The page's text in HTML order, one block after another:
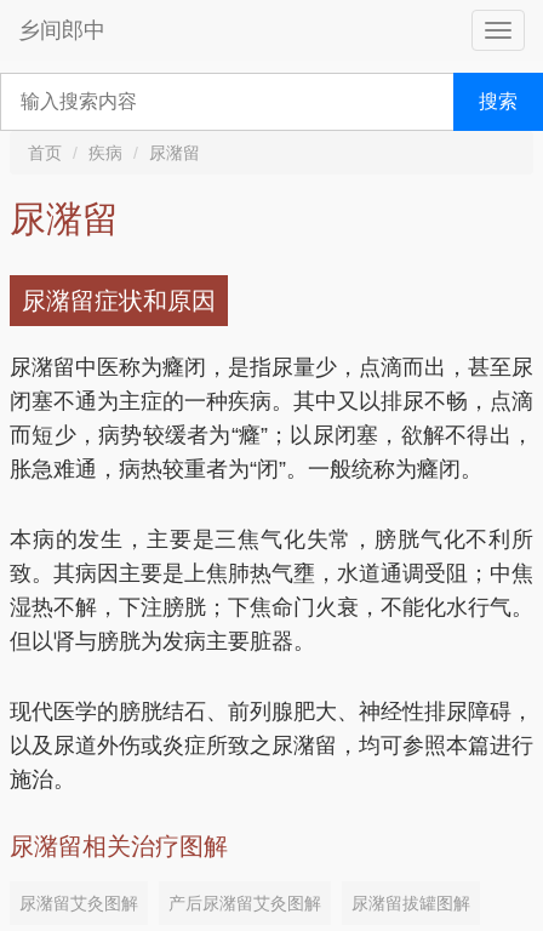
乡间郎中
搜索
首页 疾病 尿潴留
尿潴留
尿潴留症状和原因
尿潴留中医称为癃闭，是指尿量少，点滴而出，甚至尿
闭塞不通为主症的一种疾病。其中又以排尿不畅，点滴
而短少，病势较缓者为“癃”；以尿闭塞，欲解不得出，
胀急难通，病热较重者为“闭”。一般统称为癃闭。
本病的发生，主要是三焦气化失常，膀胱气化不利所
致。其病因主要是上焦肺热气壅，水道通调受阻；中焦
湿热不解，下注膀胱；下焦命门火衰，不能化水行气。
但以肾与膀胱为发病主要脏器。
现代医学的膀胱结石、前列腺肥大、神经性排尿障碍，
以及尿道外伤或炎症所致之尿潴留，均可参照本篇进行
施治。
尿潴留相关治疗图解
尿潴留艾灸图解 产后尿潴留艾灸图解 尿潴留拔罐图解